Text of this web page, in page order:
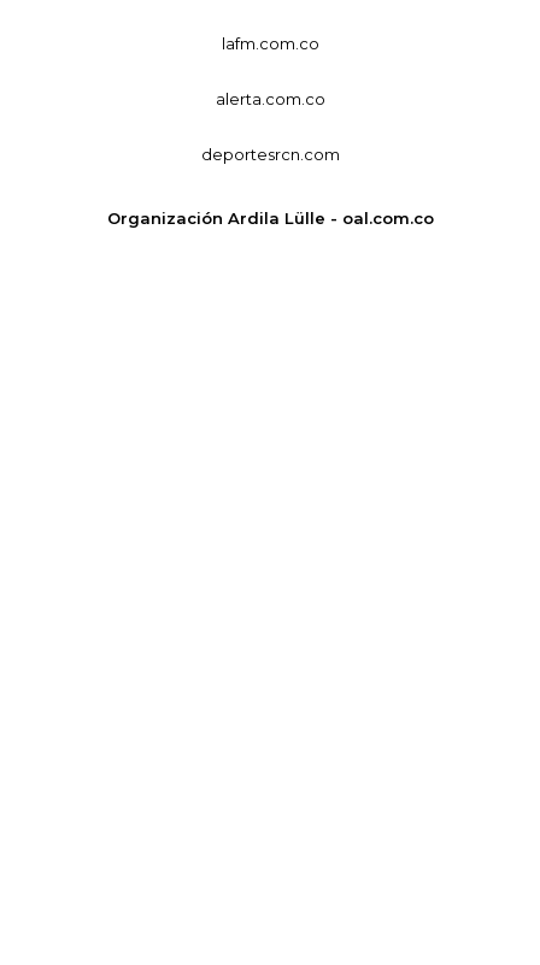
lafm.com.co
alerta.com.co
deportesrcn.com
Organización Ardila Lülle - oal.com.co